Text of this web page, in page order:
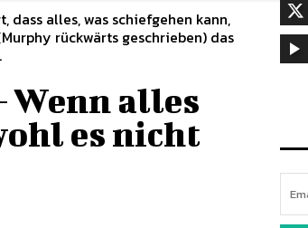
dass alles, was schiefgehen kann,
rückwärts geschrieben) das
Wenn alles
es nicht